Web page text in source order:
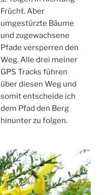
Frücht. Aber
umgestürzte Bäume
und zugewachsene
Pfade versperren den
Weg. Alle drei meiner
GPS Tracks führen
über diesen Weg und
somit entscheide ich
dem Pfad den Berg
hinunter zu folgen.